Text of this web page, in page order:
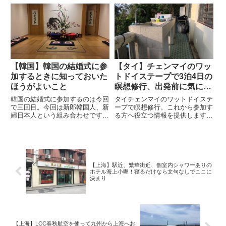
ジ」に登録されることをおススメ
します。
などの情報をお届けします。皆さ
んも、タイに旅行の際には是非参
加してみては？
【韓国】韓国の結婚式に参
加するときに知っておいた
ほうがよいこと
韓国の結婚式に参加するのは今回
で三回目。今回は新郎韓国人、新
婦日本人という組み合わせです。
達や、遠い知り合いが参加するな
んてことも。最近ではSNSでの...
【タイ】チェンマイのワッ
トドイステープで3泊4日の
瞑想修行、出発前に気にな
っていたことをまとめてみ
た
タイチェンマイのワットドイステ
ープで瞑想修行。これから参加す
る方へ役立つ情報を提供します。
【上海】駅近、繁華街近、個室内シャワーありの
ホテル海上小喔！寝るだけなら文句なしでここに
決まり
【上海】LCC春秋航空を使って九州から上海へお